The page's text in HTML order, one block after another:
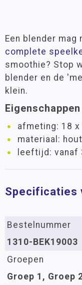
Een blender
complete
smoothie? Stop
blender en de
klein.
afmeting: 18
materiaal:
leeftijd: vanaf
Specificaties
Bestelnummer
1310-BEK19003
Groepen
Groep 1, Groep